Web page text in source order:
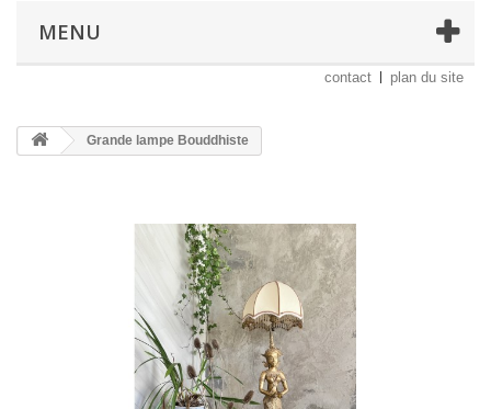
MENU
contact plan du site
Grande lampe Bouddhiste